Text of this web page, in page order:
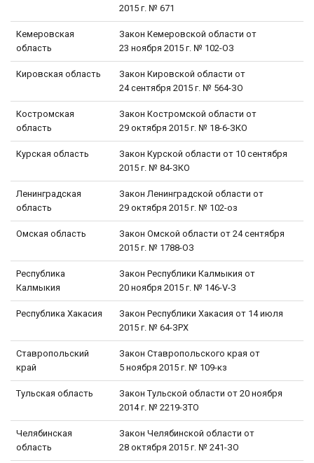
2015 г. № 671
Кемеровская
область
Закон Кемеровской области от
23 ноября 2015 г. № 102-ОЗ
Кировская область
Закон Кировской области от
24 сентября 2015 г. № 564-ЗО
Костромская
область
Закон Костромской области от
29 октября 2015 г. № 18-6-ЗКО
Курская область
Закон Курской области от 10 сентября
2015 г. № 84-ЗКО
Ленинградская
область
Закон Ленинградской области от
29 октября 2015 г. № 102-оз
Омская область
Закон Омской области от 24 сентября
2015 г. № 1788-ОЗ
Республика
Калмыкия
Закон Республики Калмыкия от
20 ноября 2015 г. № 146-V-З
Республика Хакасия
Закон Республики Хакасия от 14 июля
2015 г. № 64-ЗРХ
Ставропольский
край
Закон Ставропольского края от
5 ноября 2015 г. № 109-кз
Тульская область
Закон Тульской области от 20 ноября
2014 г. № 2219-ЗТО
Челябинская
область
Закон Челябинской области от
28 октября 2015 г. № 241-ЗО